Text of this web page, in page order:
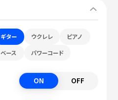
ギター ウクレレ ピアノ
ベース パワーコード
ON OFF